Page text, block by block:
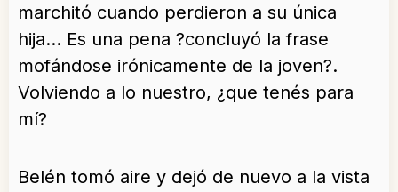
marchitó cuando perdieron a su única
hija… Es una pena ?concluyó la frase
mofándose irónicamente de la joven?.
Volviendo a lo nuestro, ¿que tenés para
mí?
Belén tomó aire y dejó de nuevo a la vista